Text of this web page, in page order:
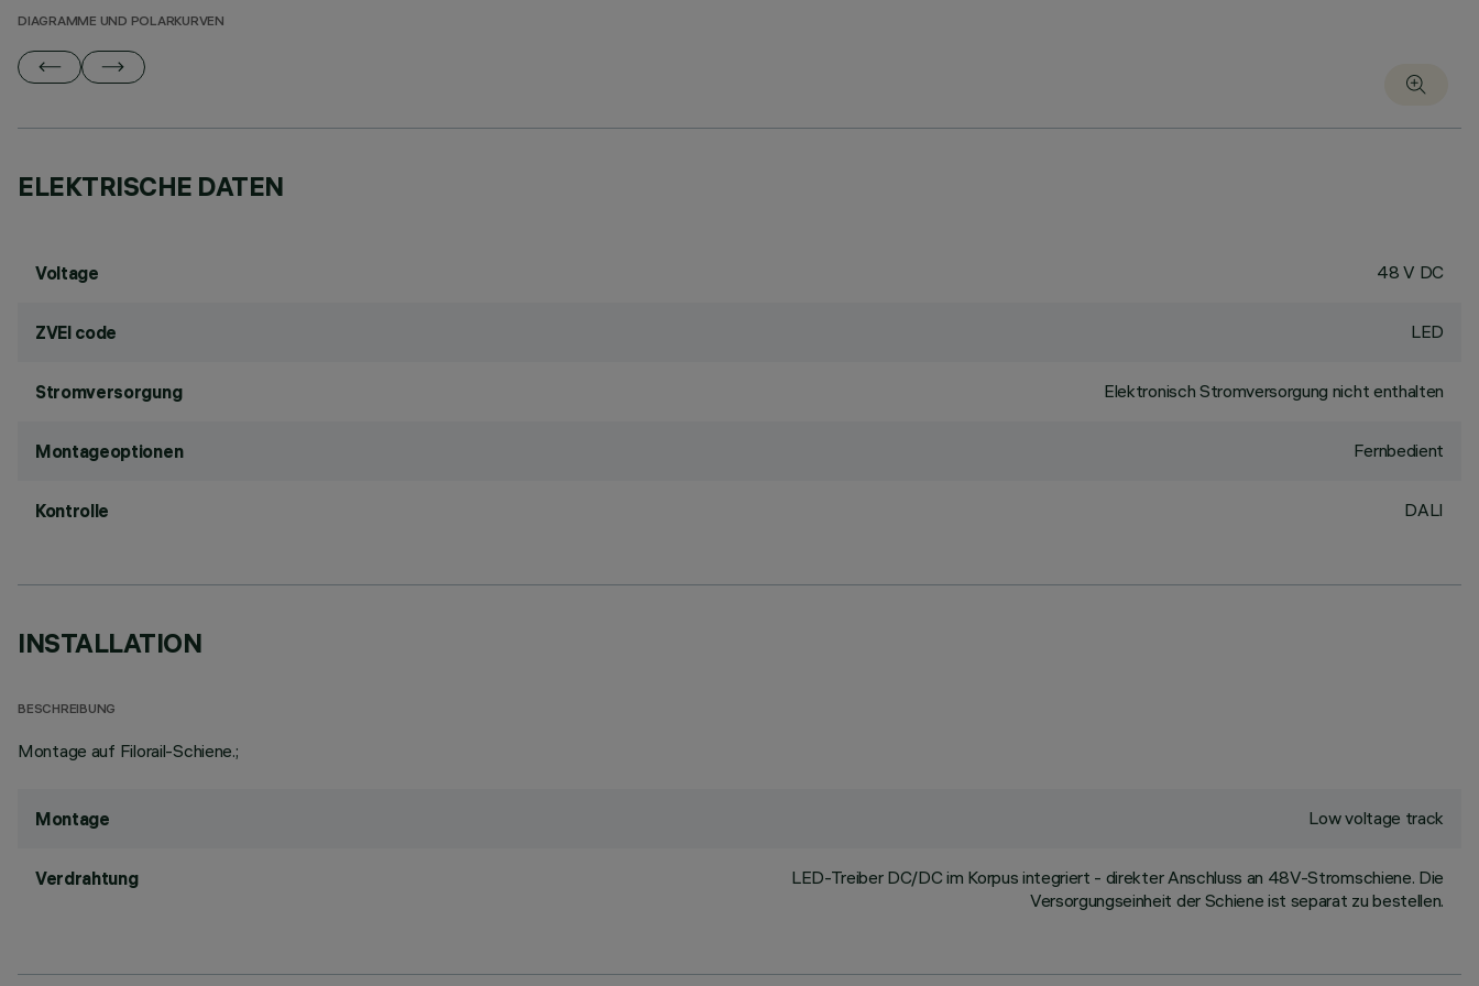
DIAGRAMME UND POLARKURVEN
ELEKTRISCHE DATEN
Voltage 48 V DC
ZVEI code LED
Stromversorgung Elektronisch Stromversorgung nicht enthalten
Montageoptionen Fernbedient
Kontrolle DALI
INSTALLATION
BESCHREIBUNG
Montage auf Filorail-Schiene.;
Montage Low voltage track
Verdrahtung
LED-Treiber DC/DC im Korpus integriert - direkter Anschluss an 48V-Stromschiene. Die
Versorgungseinheit der Schiene ist separat zu bestellen.